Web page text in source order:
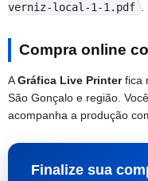
verniz-local-1-1.pdf
Compra online
AGráfica Live Printerfica
São Gonçalo e região.
acompanha a produção
Finalize sua